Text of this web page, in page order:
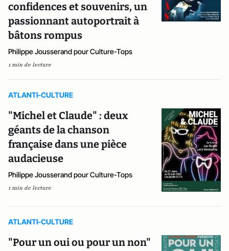
confidences et souvenirs, un
passionnant autoportrait à
bâtons rompus
Philippe Jousserand pour Culture-Tops
1 min de lecture
ATLANTI-CULTURE
"Michel et Claude" : deux
géants de la chanson
française dans une pièce
audacieuse
Philippe Jousserand pour Culture-Tops
1 min de lecture
ATLANTI-CULTURE
"Pour un oui ou pour un non"